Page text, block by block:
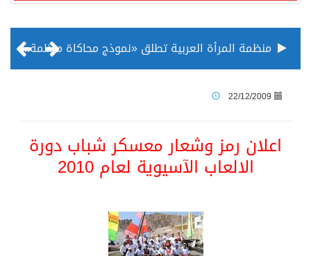
منظمة المرأة العربية تطلق «نموذج محاكاة منظمة المرأة العربية للشباب» بمشاركة 10 دول عربية..غدًا
22/12/2009
اعلان رمز وشعار معسكر شباب دورة
الالعاب الآسيوية لعام 2010